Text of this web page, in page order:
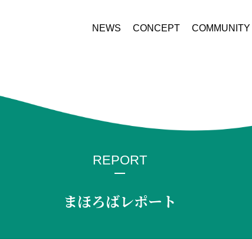
NEWS CONCEPT COMMUNITY
REPORT
まほろばレポート